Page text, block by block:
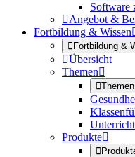
Software
Angebot &
Fortbildung & Wissen
Fortbildung &
Übersicht
Themen
Themen
Produkte
